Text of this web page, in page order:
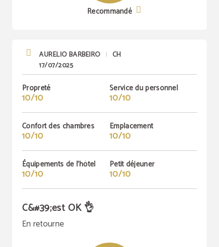
Recommandé
AURELIO BARBEIRO |
CH
17/07/2025
Propreté
10/10
Service du personnel
10/10
Confort des chambres
10/10
Emplacement
10/10
Équipements de l'hôtel
10/10
Petit déjeuner
10/10
C&#39;est OK 👌
En retourne